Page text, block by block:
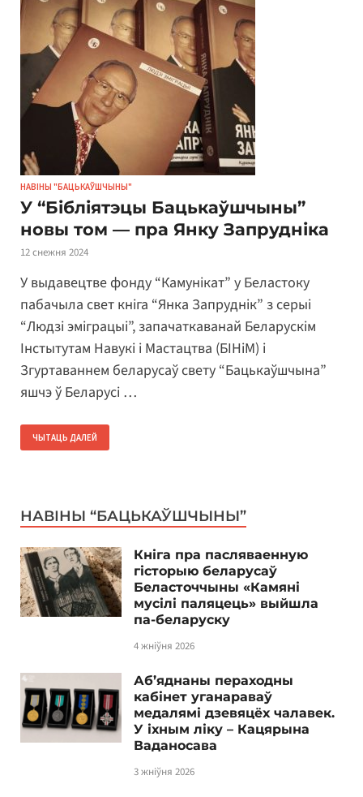
НАВІНЫ "БАЦЬКАЎШЧЫНЫ"
У “Бібліятэцы Бацькаўшчыны”
новы том — пра Янку Запрудніка
12 снежня 2024
У выдавецтве фонду “Камунікат” у Беластоку
пабачыла свет кніга “Янка Запруднік” з серыі
“Людзі эміграцыі”, запачаткаванай Беларускім
Інстытутам Навукі і Мастацтва (БІНіМ) і
Згуртаваннем беларусаў свету “Бацькаўшчына”
яшчэ ў Беларусі …
ЧЫТАЦЬ ДАЛЕЙ
НАВІНЫ “БАЦЬКАЎШЧЫНЫ”
Кніга пра пасляваенную
гісторыю беларусаў
Беласточчыны «Камяні
мусілі паляцець» выйшла
па-беларуску
4 жніўня 2026
Аб’яднаны пераходны
кабінет уганараваў
медалямі дзевяцёх чалавек.
У іхным ліку – Кацярына
Ваданосава
3 жніўня 2026